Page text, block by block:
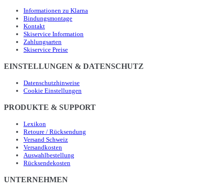
Informationen zu Klarna
Bindungsmontage
Kontakt
Skiservice Information
Zahlungsarten
Skiservice Preise
EINSTELLUNGEN & DATENSCHUTZ
Datenschutzhinweise
Cookie Einstellungen
PRODUKTE & SUPPORT
Lexikon
Retoure / Rücksendung
Versand Schweiz
Versandkosten
Auswahlbestellung
Rücksendekosten
UNTERNEHMEN